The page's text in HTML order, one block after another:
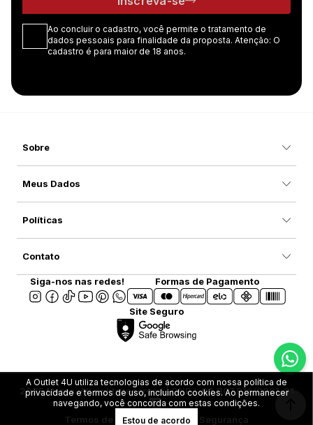
Ao concluir o cadastro, você permite o tratamento de
dados pessoais para finalidade da proposta. Atenção: O
cadastro é para maior de 18 anos.
Sobre
Meus Dados
Políticas
Contato
Siga-nos nas redes! Formas de Pagamento
Site Seguro
2025 Marca. All rights reserved | CNPJ: 08.907.916/0001-31
Termos de UsoPrivacidade e Segurança
A Outlet 4U utiliza tecnologias de acordo com nossa política de
privacidade e termos de uso, incluindo cookies. Ao permanecer
navegando, você concorda com estas condições.
Estou de acordo